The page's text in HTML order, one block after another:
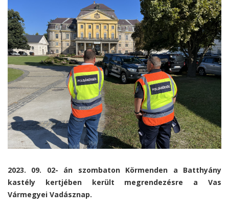
2023. 09. 02- án szombaton Körmenden a Batthyány
kastély kertjében került megrendezésre a Vas
Vármegyei Vadásznap.